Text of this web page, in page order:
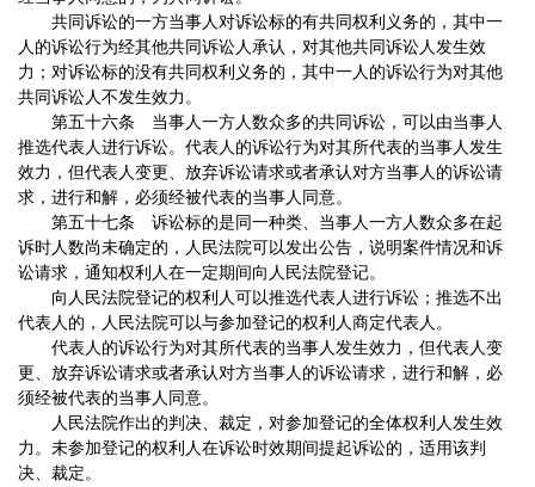
共同诉讼的一方当事人对诉讼标的有共同权利义务的，其中一
人的诉讼行为经其他共同诉讼人承认，对其他共同诉讼人发生效
力；对诉讼标的没有共同权利义务的，其中一人的诉讼行为对其他
共同诉讼人不发生效力。
第五十六条 当事人一方人数众多的共同诉讼，可以由当事人
推选代表人进行诉讼。代表人的诉讼行为对其所代表的当事人发生
效力，但代表人变更、放弃诉讼请求或者承认对方当事人的诉讼请
求，进行和解，必须经被代表的当事人同意。
第五十七条 诉讼标的是同一种类、当事人一方人数众多在起
诉时人数尚未确定的，人民法院可以发出公告，说明案件情况和诉
讼请求，通知权利人在一定期间向人民法院登记。
向人民法院登记的权利人可以推选代表人进行诉讼；推选不出
代表人的，人民法院可以与参加登记的权利人商定代表人。
代表人的诉讼行为对其所代表的当事人发生效力，但代表人变
更、放弃诉讼请求或者承认对方当事人的诉讼请求，进行和解，必
须经被代表的当事人同意。
人民法院作出的判决、裁定，对参加登记的全体权利人发生效
力。未参加登记的权利人在诉讼时效期间提起诉讼的，适用该判
决、裁定。